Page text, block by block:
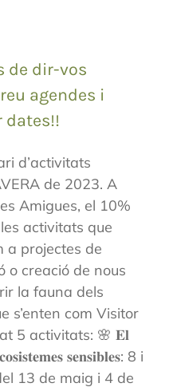
de dir-vos
agendes i
dates!!
d’activitats
de 2023. A
Amigues, el 10%
activitats que
a projectes de
o creació de nous
la fauna dels
s’enten com Visitor
5 activitats: 🌸 𝐄𝐥
𝐬𝐞𝐧𝐬𝐢𝐛𝐥𝐞𝐬: 8 i
13 de maig i 4 de